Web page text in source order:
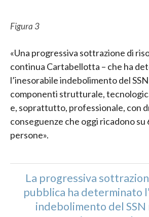
Figura 3
«Una progressiva sottrazione di
continua Cartabellotta – che ha
l’inesorabile indebolimento del
componenti strutturale,
e, soprattutto, professionale, con
conseguenze che oggi ricadono su
persone».
La progressiva
pubblica ha determinato
indebolimento del SSN